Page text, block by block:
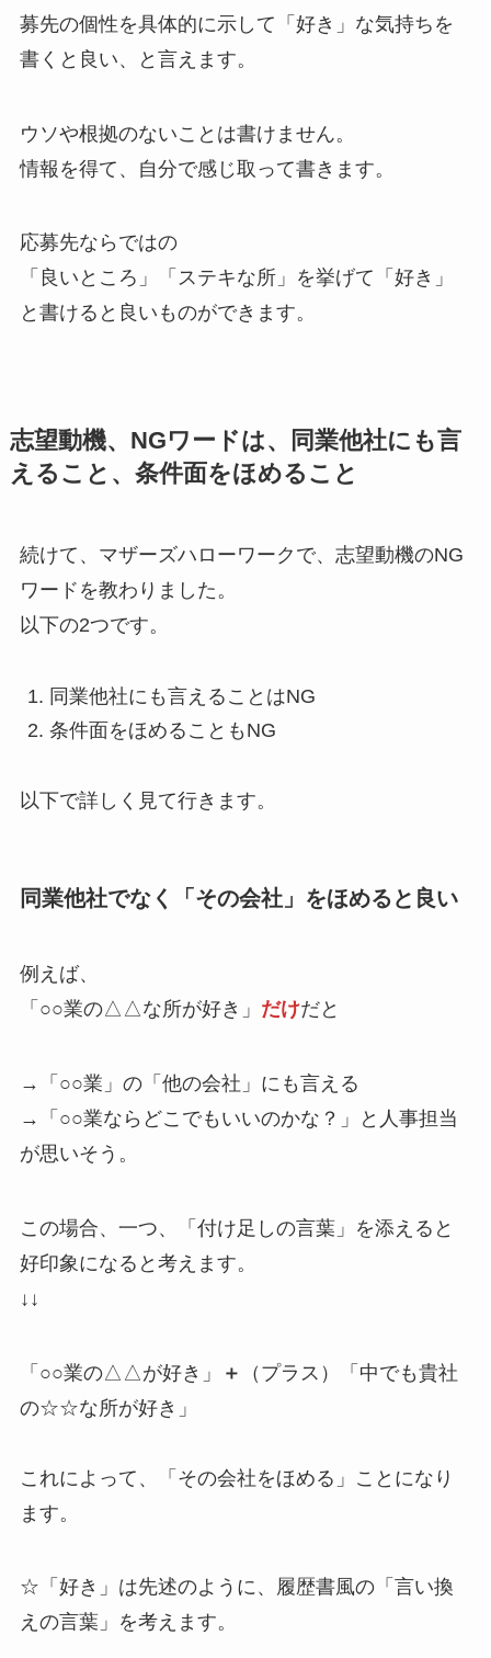
募先の個性を具体的に示して「好き」な気持ちを
書くと良い、と言えます。
ウソや根拠のないことは書けません。
情報を得て、
自分で感じ取って書きます。
応募先ならではの
「良いところ」「ステキな所」を挙げて「好き」
と書けると良いものができます。
志望動機、NGワードは、同業他社にも言
えること、条件面をほめること
続けて、マザーズハローワークで、志望動機のNG
ワードを教わりました。
以下の2つです。
同業他社にも言えることはNG
条件面をほめることもNG
以下で詳しく見て行きます。
同業他社でなく「その会社」をほめると良い
例えば、
「 ○○業の△△な所が好き 」 だけだと
→「○○業」の「他の会社」にも言える
→「○○業ならどこでもいいのかな？」と人事担当
が思いそう。
この場合、一つ、「付け足しの言葉」を添えると
好印象になると考えます。
↓↓
「 ○○業の△△が好き 」 ＋ （プラス）「 中でも貴社
の☆☆な所が好き 」
これによって、「その会社をほめる」ことになり
ます。
☆「好き」は先述のように、履歴書風の「言い換
えの言葉」を考えます。